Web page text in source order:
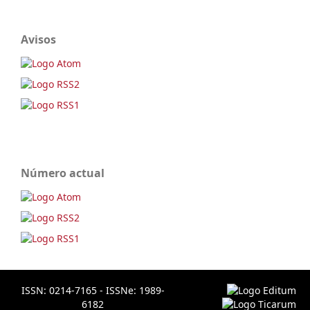
Avisos
Número actual
ISSN: 0214-7165 - ISSNe: 1989-
6182